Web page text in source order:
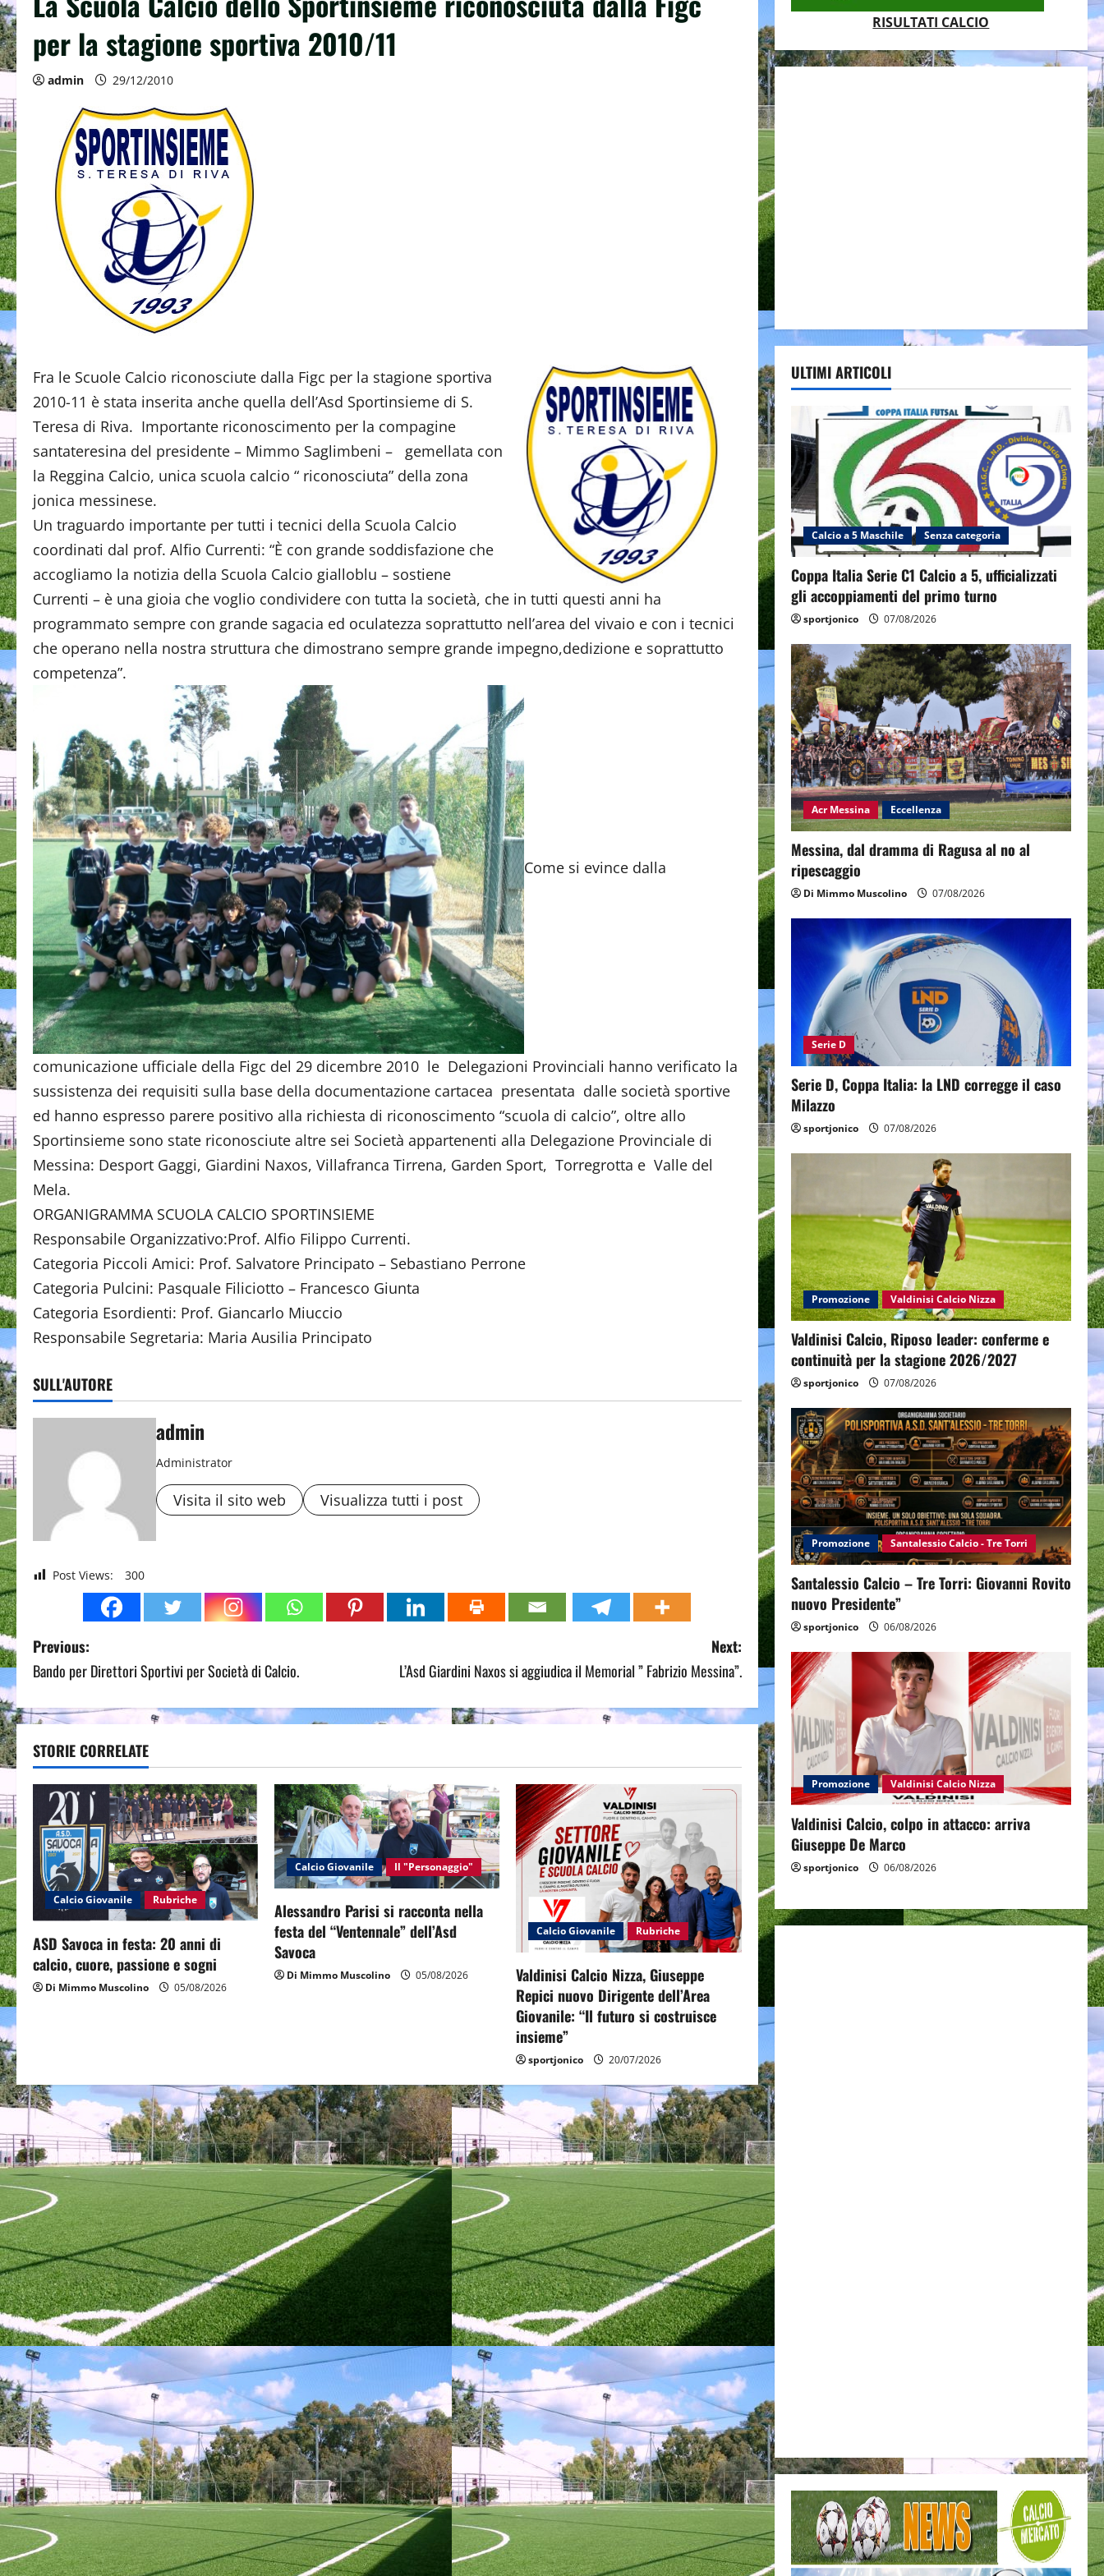
per la stagione sportiva 2010/11
admin 29/12/2010
Fra le Scuole Calcio riconosciute dalla Figc per la stagione sportiva
2010-11 è stata inserita anche quella dell’Asd Sportinsieme di S.
Teresa di Riva. Importante riconoscimento per la compagine
santateresina del presidente – Mimmo Saglimbeni – gemellata con
la Reggina Calcio, unica scuola calcio “ riconosciuta” della zona
jonica messinese.
Un traguardo importante per tutti i tecnici della Scuola Calcio
coordinati dal prof. Alfio Currenti: “È con grande soddisfazione che
accogliamo la notizia della Scuola Calcio gialloblu – sostiene
Currenti – è una gioia che voglio condividere con tutta la società, che in tutti questi anni ha
programmato sempre con grande sagacia ed oculatezza soprattutto nell’area del vivaio e con i tecnici
che operano nella nostra struttura che dimostrano sempre grande impegno,dedizione e soprattutto
competenza”.
Come si evince dalla
comunicazione ufficiale della Figc del 29 dicembre 2010 le Delegazioni Provinciali hanno verificato la
sussistenza dei requisiti sulla base della documentazione cartacea presentata dalle società sportive
ed hanno espresso parere positivo alla richiesta di riconoscimento “scuola di calcio”, oltre allo
Sportinsieme sono state riconosciute altre sei Società appartenenti alla Delegazione Provinciale di
Messina: Desport Gaggi, Giardini Naxos, Villafranca Tirrena, Garden Sport, Torregrotta e Valle del
Mela.
ORGANIGRAMMA SCUOLA CALCIO SPORTINSIEME
Responsabile Organizzativo:Prof. Alfio Filippo Currenti.
Categoria Piccoli Amici: Prof. Salvatore Principato – Sebastiano Perrone
Categoria Pulcini: Pasquale Filiciotto – Francesco Giunta
Categoria Esordienti: Prof. Giancarlo Miuccio
Responsabile Segretaria: Maria Ausilia Principato
SULL'AUTORE
admin
Administrator
Visita il sito web Visualizza tutti i post
Post Views: 300
P
o
s
t
n
a
v
g
a
t
n
Previous:
Bando per Direttori Sportivi per Società di Calcio.
Next:
L’Asd Giardini Naxos si aggiudica il Memorial ” Fabrizio Messina”.
STORIE CORRELATE
Calcio Giovanile Rubriche
ASD Savoca in festa: 20 anni di
calcio, cuore, passione e sogni
Di Mimmo Muscolino 05/08/2026
Calcio Giovanile Il "Personaggio"
Alessandro Parisi si racconta nella
festa del “Ventennale” dell’Asd
Savoca
Di Mimmo Muscolino 05/08/2026
Calcio Giovanile Rubriche
Valdinisi Calcio Nizza, Giuseppe
Repici nuovo Dirigente dell’Area
Giovanile: “Il futuro si costruisce
insieme”
sportjonico 20/07/2026
RISULTATI CALCIO
ULTIMI ARTICOLI
Calcio a 5 Maschile Senza categoria
Coppa Italia Serie C1 Calcio a 5, ufficializzati
gli accoppiamenti del primo turno
sportjonico 07/08/2026
Acr Messina Eccellenza
Messina, dal dramma di Ragusa al no al
ripescaggio
Di Mimmo Muscolino 07/08/2026
Serie D
Serie D, Coppa Italia: la LND corregge il caso
Milazzo
sportjonico 07/08/2026
Promozione Valdinisi Calcio Nizza
Valdinisi Calcio, Riposo leader: conferme e
continuità per la stagione 2026/2027
sportjonico 07/08/2026
Promozione Santalessio Calcio - Tre Torri
Santalessio Calcio – Tre Torri: Giovanni Rovito
nuovo Presidente”
sportjonico 06/08/2026
Promozione Valdinisi Calcio Nizza
Valdinisi Calcio, colpo in attacco: arriva
Giuseppe De Marco
sportjonico 06/08/2026